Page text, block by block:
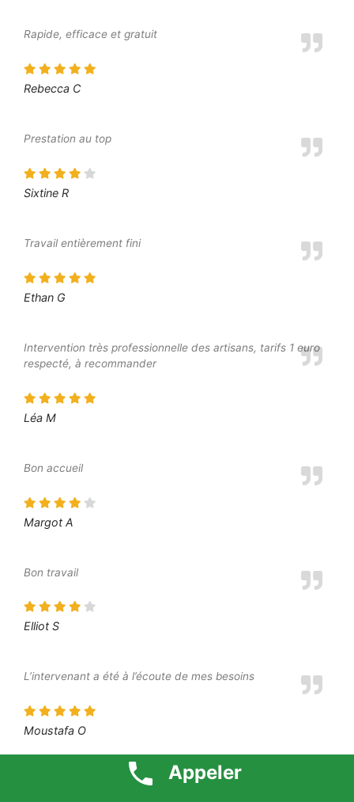
Rapide, efficace et gratuit
Rebecca C
Prestation au top
Sixtine R
Travail entièrement fini
Ethan G
Intervention très professionnelle des artisans, tarifs 1 euro
respecté, à recommander
Léa M
Bon accueil
Margot A
Bon travail
Elliot S
L’intervenant a été à l’écoute de mes besoins
Moustafa O
Je suis très content du résultat finalAppeler